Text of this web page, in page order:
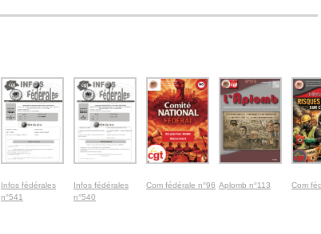
Infos fédérales
n°541
Infos fédérales
n°540
Com fédérale n°96 Aplomb n°113 Com